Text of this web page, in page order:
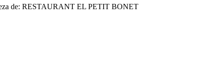
de: RESTAURANT EL PETIT BONET